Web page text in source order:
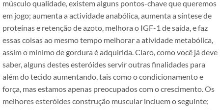
músculo qualidade, existem alguns pontos-chave que queremos
em jogo; aumenta a actividade anabólica, aumenta a síntese de
proteínas e retenção de azoto, melhora o IGF-1 de saída, e faz
essas coisas ao mesmo tempo melhorar a atividade metabólica,
assim o mínimo de gordura é adquirida. Claro, como você já deve
saber, alguns destes esteróides servir outras finalidades para
além do tecido aumentando, tais como o condicionamento e
força, mas estamos apenas preocupados com o crescimento. Os
melhores esteróides construção muscular incluem o seguinte;